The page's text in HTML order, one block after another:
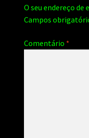
O seu endereço de
Campos
Comentário *